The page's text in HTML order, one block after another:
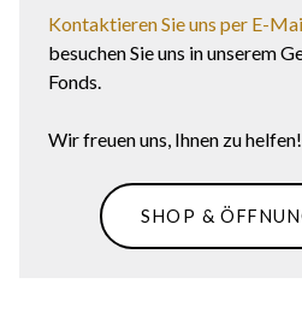
Kontaktieren Sie uns per E-
besuchen Sie uns in unserem
Fonds.
Wir freuen uns, Ihnen zu helfen!
SHOP &